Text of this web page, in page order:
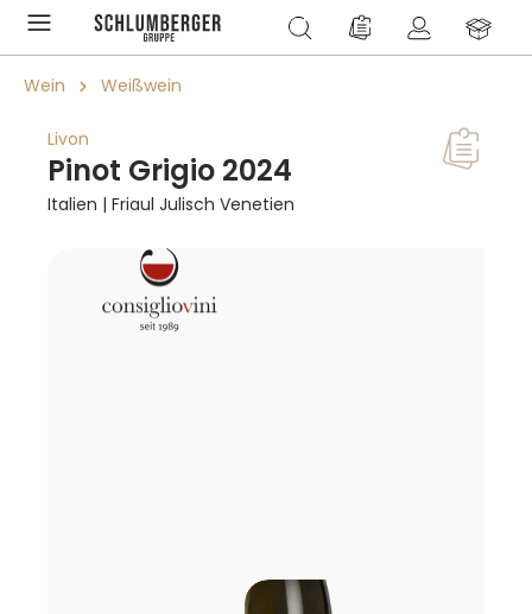
springen Du hast 0 Produkte
Wein Weißwein
Livon
Pinot Grigio 2024
Italien | Friaul Julisch Venetien
Bildergalerie überspringen